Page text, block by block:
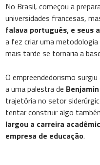
No Brasil, começou a
universidades francesas,
falava português, e seus
a fez criar uma metodologia
mais tarde se tornaria a
O empreendedorismo
a uma palestra de
trajetória no setor
tentar construir algo
largou a carreira
empresa de educação.